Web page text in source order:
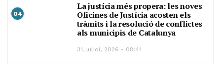
04
La justícia més propera: les noves
Oficines de Justícia acosten els
tràmits i la resolució de conflictes
als municipis de Catalunya
31, juliol, 2026 - 08:41